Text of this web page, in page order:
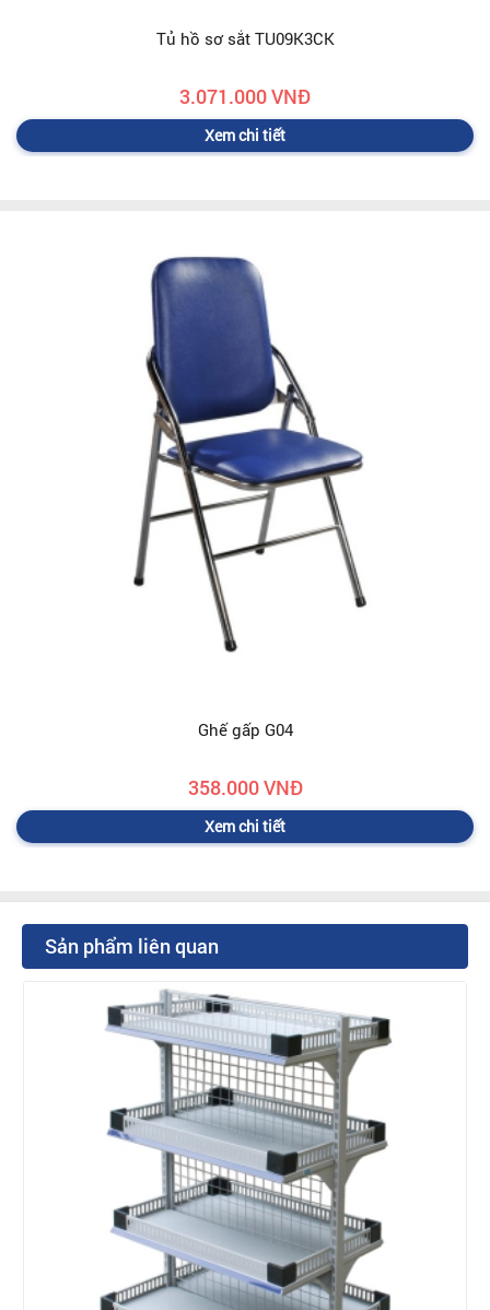
Tủ hồ sơ sắt TU09K3CK
3.071.000 VNĐ
Xem chi tiết
Ghế gấp G04
358.000 VNĐ
Xem chi tiết
Sản phẩm liên quan